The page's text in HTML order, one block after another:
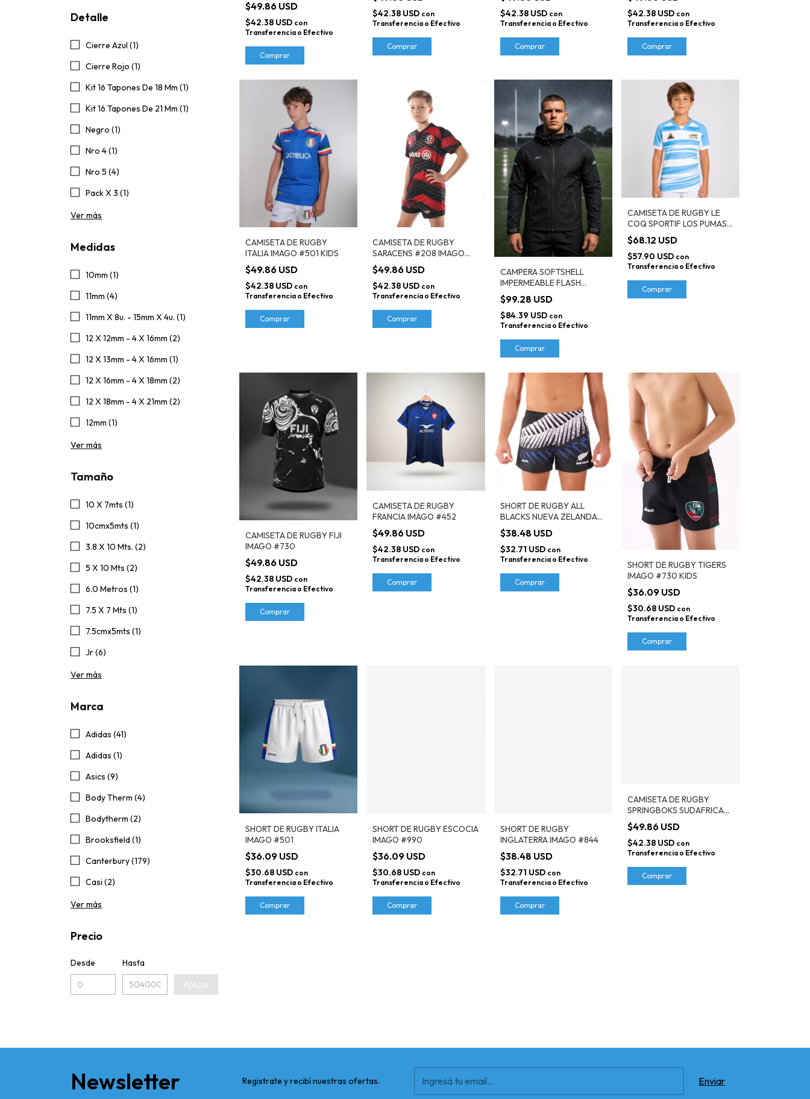
Detalle
Cierre Azul (1)
Cierre Rojo (1)
Kit 16 Tapones De 18 Mm (1)
Kit 16 Tapones De 21 Mm (1)
Negro (1)
Nro 4 (1)
Nro 5 (4)
Pack X 3 (1)
Ver más
Medidas
10mm (1)
11mm (4)
11mm X 8u. - 15mm X 4u. (1)
12 X 12mm - 4 X 16mm (2)
12 X 13mm - 4 X 16mm (1)
12 X 16mm - 4 X 18mm (2)
12 X 18mm - 4 X 21mm (2)
12mm (1)
Ver más
Tamaño
10 X 7mts (1)
10cmx5mts (1)
3.8 X 10 Mts. (2)
5 X 10 Mts (2)
6.0 Metros (1)
7.5 X 7 Mts (1)
7.5cmx5mts (1)
Jr (6)
Ver más
Marca
Adidas (41)
Adidas (1)
Asics (9)
Body Therm (4)
Bodytherm (2)
Brooksfield (1)
Canterbury (179)
Casi (2)
Ver más
Precio
Desde Hasta
Aplicar
$49.86 USD
$42.38 USD con
Transferencia o Efectivo
Comprar
$42.38 USD con
Transferencia o Efectivo
Comprar
$42.38 USD con
Transferencia o Efectivo
Comprar
$42.38 USD con
Transferencia o Efectivo
Comprar
CAMISETA DE RUGBY
ITALIA IMAGO #501 KIDS
$49.86 USD
$42.38 USD con
Transferencia o Efectivo
Comprar
CAMISETA DE RUGBY
SARACENS #208 IMAGO
KIDS
$49.86 USD
$42.38 USD con
Transferencia o Efectivo
Comprar
CAMPERA SOFTSHELL
IMPERMEABLE FLASH
NEGRO
$99.28 USD
$84.39 USD con
Transferencia o Efectivo
Comprar
CAMISETA DE RUGBY LE
COQ SPORTIF LOS PUMAS
SEVEN 2026 HOME FAN
KIDS - LTN0426061
$68.12 USD
$57.90 USD con
Transferencia o Efectivo
Comprar
CAMISETA DE RUGBY FIJI
IMAGO #730
$49.86 USD
$42.38 USD con
Transferencia o Efectivo
Comprar
CAMISETA DE RUGBY
FRANCIA IMAGO #452
$49.86 USD
$42.38 USD con
Transferencia o Efectivo
Comprar
SHORT DE RUGBY ALL
BLACKS NUEVA ZELANDA
IMAGO
$38.48 USD
$32.71 USD con
Transferencia o Efectivo
Comprar
SHORT DE RUGBY TIGERS
IMAGO #730 KIDS
$36.09 USD
$30.68 USD con
Transferencia o Efectivo
Comprar
SHORT DE RUGBY ITALIA
IMAGO #501
$36.09 USD
$30.68 USD con
Transferencia o Efectivo
Comprar
SHORT DE RUGBY ESCOCIA
IMAGO #990
$36.09 USD
$30.68 USD con
Transferencia o Efectivo
Comprar
SHORT DE RUGBY
INGLATERRA IMAGO #844
$38.48 USD
$32.71 USD con
Transferencia o Efectivo
Comprar
CAMISETA DE RUGBY
SPRINGBOKS SUDAFRICA
IMAGO #520
$49.86 USD
$42.38 USD con
Transferencia o Efectivo
Comprar
Newsletter Registrate y recibí nuestras ofertas.